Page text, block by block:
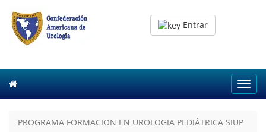
Entrar
PROGRAMA FORMACION EN UROLOGIA PEDIÁTRICA SIUP